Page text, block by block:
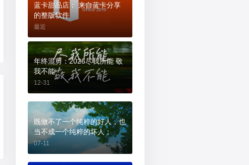
蓝卡甜品店： 来自蓝卡分享
的整版软件
最近
年终混剪：2026尽我所能 敬
我不能
12-31
既做不了一个纯粹的好人，也
当不成一个纯粹的坏人；
07-11